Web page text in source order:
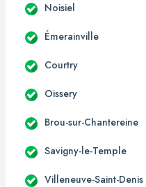
Noisiel
Émerainville
Courtry
Oissery
Brou-sur-Chantereine
Savigny-le-Temple
Villeneuve-Saint-Denis